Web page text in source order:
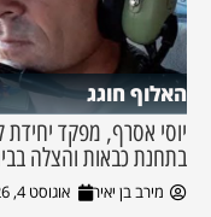
האלוף חוגג
יוסי אסרף, מפקד יחידת
בתחנת כבאות והצלה
מירב בן יאיר אוגוסט 4, 2026